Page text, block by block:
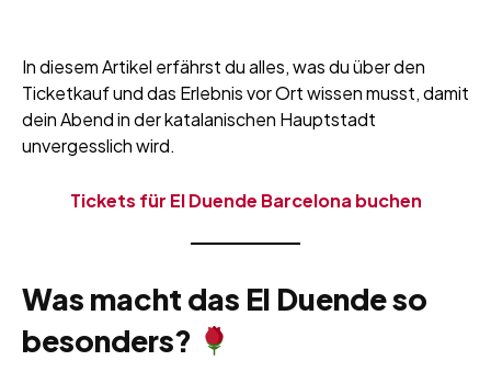
In diesem Artikel erfährst du alles, was du über den
Ticketkauf und das Erlebnis vor Ort wissen musst, damit
dein Abend in der katalanischen Hauptstadt
unvergesslich wird.
Tickets für El Duende Barcelona buchen
Was macht das El Duende so
besonders?